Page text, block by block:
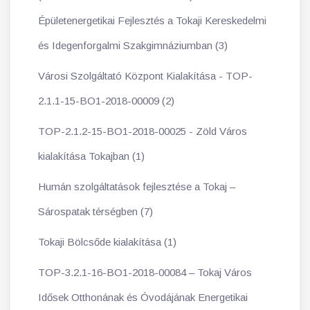
Épületenergetikai Fejlesztés a Tokaji Kereskedelmi
és Idegenforgalmi Szakgimnáziumban (3)
Városi Szolgáltató Központ Kialakítása - TOP-
2.1.1-15-BO1-2018-00009 (2)
TOP-2.1.2-15-BO1-2018-00025 - Zöld Város
kialakítása Tokajban (1)
Humán szolgáltatások fejlesztése a Tokaj –
Sárospatak térségben (7)
Tokaji Bölcsőde kialakítása (1)
TOP-3.2.1-16-BO1-2018-00084 – Tokaj Város
Idősek Otthonának és Óvodájának Energetikai